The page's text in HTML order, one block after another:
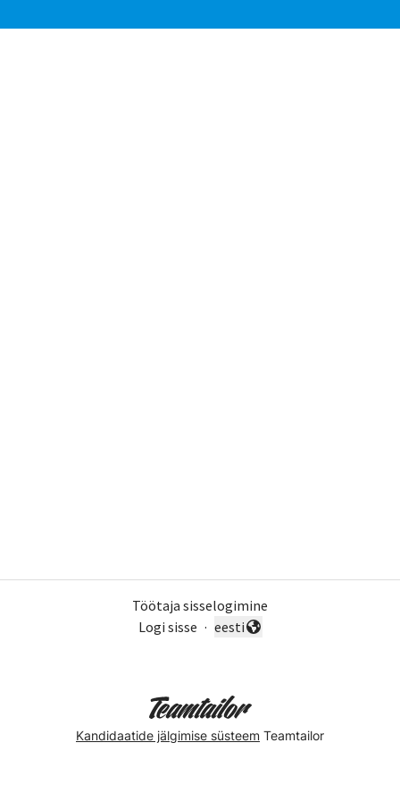
Töötaja sisselogimine
Logi sisse ·
Vaheta keelt
eesti
Kandidaatide jälgimise süsteem Teamtailor